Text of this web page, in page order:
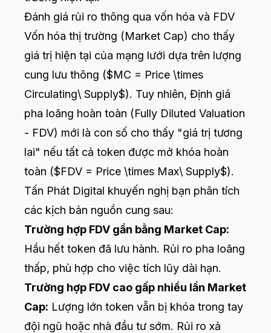
Đánh giá rủi ro thông qua vốn hóa và FDV
Vốn hóa thị trường (Market Cap) cho thấy
giá trị hiện tại của mạng lưới dựa trên lượng
cung lưu thông ($MC = Price \times
Circulating\ Supply$). Tuy nhiên, Định giá
pha loãng hoàn toàn (Fully Diluted Valuation
- FDV) mới là con số cho thấy "giá trị tương
lai" nếu tất cả token được mở khóa hoàn
toàn ($FDV = Price \times Max\ Supply$).
Tấn Phát Digital khuyến nghị bạn phân tích
các kịch bản nguồn cung sau:
Trường hợp FDV gần bằng Market Cap:
Hầu hết token đã lưu hành. Rủi ro pha loãng
thấp, phù hợp cho việc tích lũy dài hạn.
Trường hợp FDV cao gấp nhiều lần Market
Cap: Lượng lớn token vẫn bị khóa trong tay
đội ngũ hoặc nhà đầu tư sớm. Rủi ro xả